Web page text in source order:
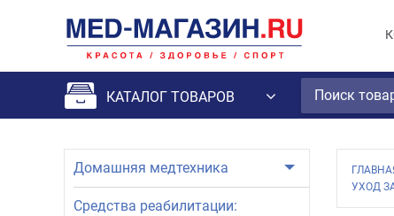
КАТАЛОГ ТОВАРОВ
Домашняя медтехника
Средства реабилитации:
УХОД